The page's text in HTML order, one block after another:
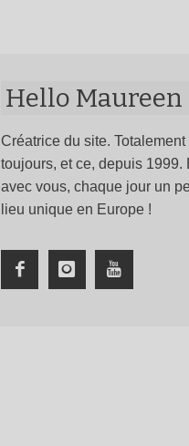
Hello Maureen
Créatrice du site.
toujours, et ce, depuis
avec vous, chaque jour un
lieu unique en Europe !